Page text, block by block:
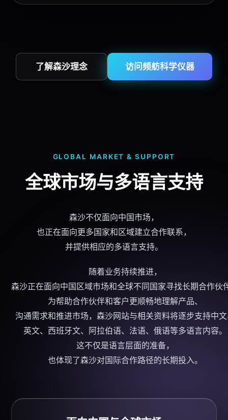
了解森沙理念 访问频舫科学仪器
GLOBAL MARKET & SUPPORT
全球市场与多语言支持
森沙不仅面向中国市场，
也正在面向更多国家和区域建立合作联系，
并提供相应的多语言支持。
随着业务持续推进，
森沙正在面向中国区域市场和全球不同国家寻找长期合作伙
为帮助合作伙伴和客户更顺畅地理解产品、
沟通需求和推进市场，森沙网站与相关资料将逐步支持中
英文、西班牙文、阿拉伯语、法语、俄语等多语言内容。
这不仅是语言层面的准备，
也体现了森沙对国际合作路径的长期投入。